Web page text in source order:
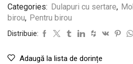
Categories: Dulapuri cu sertare,
birou, Pentru birou
Distribuie:
Adaugă la lista de dorințe